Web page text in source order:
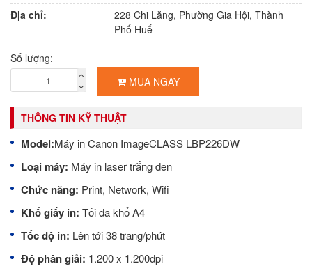
Địa chỉ:
228 Chi Lăng, Phường Gia Hội, Thành
Phố Huế
Số lượng:
MUA NGAY
THÔNG TIN KỸ THUẬT
Model:Máy in Canon ImageCLASS LBP226DW
Loại máy: Máy in laser trắng đen
Chức năng: Print, Network, Wifi
Khổ giấy in: Tối đa khổ A4
Tốc độ in: Lên tới 38 trang/phút
Độ phân giải: 1.200 x 1.200dpi